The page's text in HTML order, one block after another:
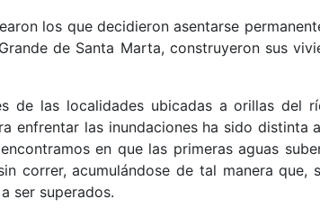
los que decidieron asentarse
de Santa Marta, construyeron sus
de las localidades ubicadas a orillas del
enfrentar las inundaciones ha sido distinta
en que las primeras aguas
correr, acumulándose de tal manera que,
ser superados.